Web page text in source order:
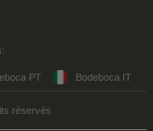
PT Bodeboca IT
réservés